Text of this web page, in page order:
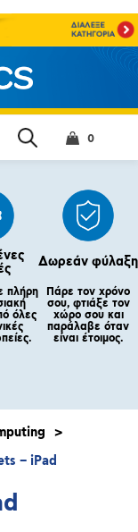
0
πλήρη
όλες
Δωρεάν φύλαξη
Πάρε τον χρόνο
σου, φτιάξε τον
χώρο σου και
παράλαβε όταν
είναι έτοιμος.
>
– iPad